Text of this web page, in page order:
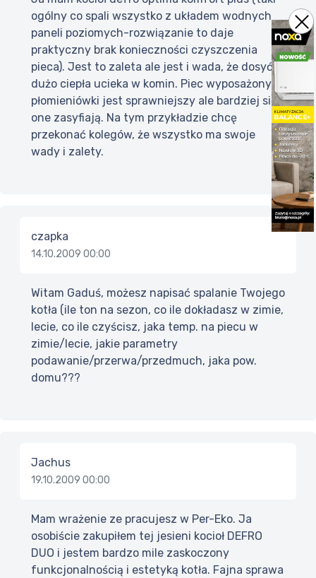
ogólny co spali wszystko z układem wodnych
paneli poziomych-rozwiązanie to daje
praktyczny brak konieczności czyszczenia
pieca). Jest to zaleta ale jest i wada, że dosyć
dużo ciepła ucieka w komin. Piec wyposażony w
płomieniówki jest sprawniejszy ale bardziej się
one zasyfiają. Na tym przykładzie chcę
przekonać kolegów, że wszystko ma swoje
wady i zalety.
czapka
14.10.2009 00:00
Witam Gaduś, możesz napisać spalanie Twojego
kotła (ile ton na sezon, co ile dokładasz w zimie,
lecie, co ile czyścisz, jaka temp. na piecu w
zimie/lecie, jakie parametry
podawanie/przerwa/przedmuch, jaka pow.
domu???
Jachus
19.10.2009 00:00
Mam wrażenie ze pracujesz w Per-Eko. Ja
osobiście zakupiłem tej jesieni kocioł DEFRO
DUO i jestem bardzo mile zaskoczony
funkcjonalnością i estetyką kotła. Fajna sprawa